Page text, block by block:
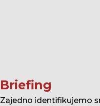
Briefing
Zajedno identifikujemo